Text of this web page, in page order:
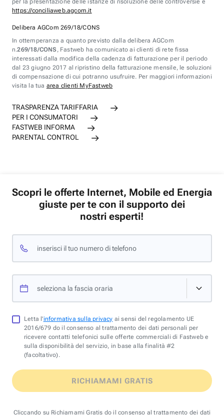
per la presentazione delle istanze di risoluzione delle controversie è
https://conciliaweb.agcom.it
Delibera AGCom 269/18/CONS
In ottemperanza a quanto previsto dalla delibera AGCom
n.269/18/CONS , Fastweb ha comunicato ai clienti di rete fissa
interessati dalla modifica della cadenza di fatturazione per il periodo
dal 23 giugno 2017 al ripristino della fatturazione mensile, le soluzioni
di compensazione di cui potranno usufruire. Per maggiori informazioni
visita la tua area clienti MyFastweb
TRASPARENZA TARIFFARIA
PER I CONSUMATORI
FASTWEB INFORMA
PARENTAL CONTROL
Scopri le offerte Internet, Mobile ed Energia
giuste per te con il supporto dei
nostri esperti!
inserisci il tuo numero di telefono
seleziona la fascia oraria
Letta l'informativa sulla privacy ai sensi del regolamento UE
2016/679 do il consenso al trattamento dei dati personali per
ricevere contatti telefonici sulle offerte commerciali di Fastweb e
sulla disponibilità del servizio, in base alla finalità #2
(facoltativo).
RICHIAMAMI GRATIS
Cliccando su Richiamami Gratis do il consenso al trattamento dei dati